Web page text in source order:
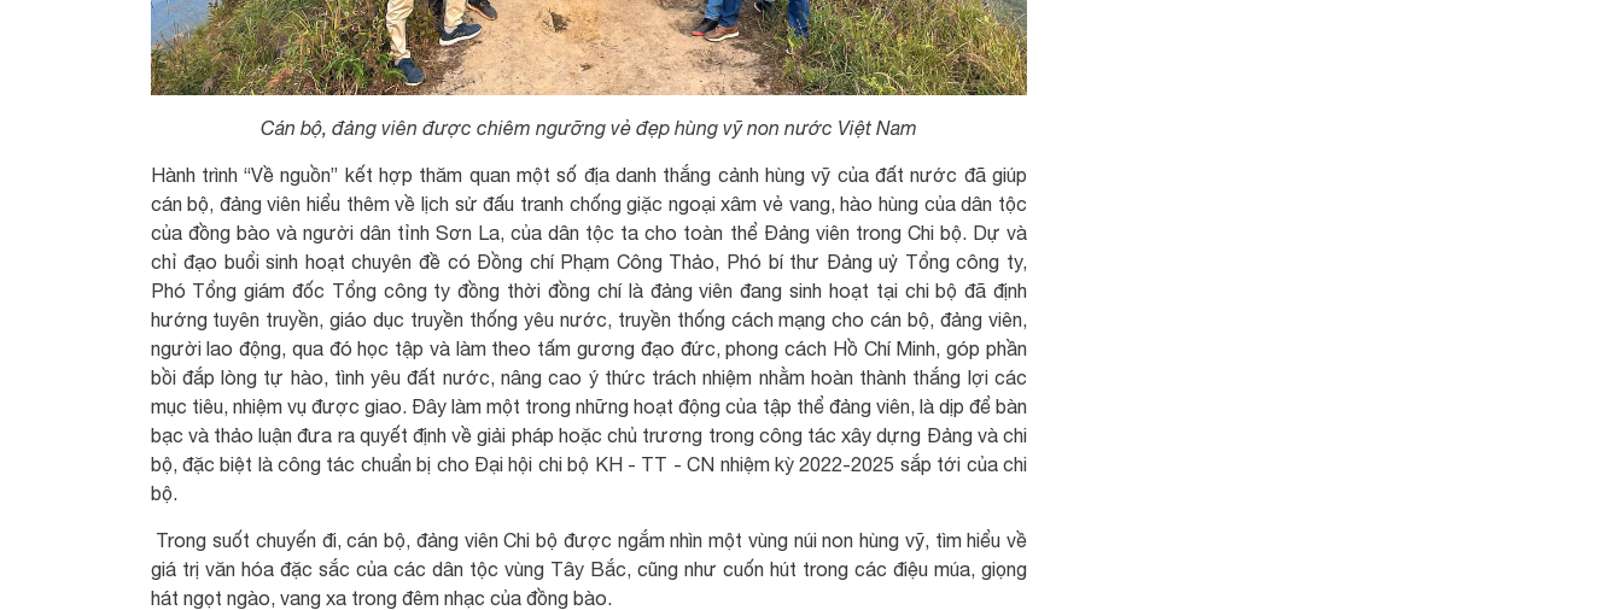
Cán bộ, đảng viên được chiêm ngưỡng vẻ đẹp hùng vỹ non nước Việt Nam
Hành trình “Về nguồn” kết hợp thăm quan một số địa danh thắng cảnh hùng vỹ của đất nước đã giúp
cán bộ, đảng viên hiểu thêm về lịch sử đấu tranh chống giặc ngoại xâm vẻ vang, hào hùng của dân tộc
của đồng bào và người dân tỉnh Sơn La, của dân tộc ta cho toàn thể Đảng viên trong Chi bộ. Dự và
chỉ đạo buổi sinh hoạt chuyên đề có Đồng chí Phạm Công Thảo, Phó bí thư Đảng uỷ Tổng công ty,
Phó Tổng giám đốc Tổng công ty đồng thời đồng chí là đảng viên đang sinh hoạt tại chi bộ đã định
hướng tuyên truyền, giáo dục truyền thống yêu nước, truyền thống cách mạng cho cán bộ, đảng viên,
người lao động, qua đó học tập và làm theo tấm gương đạo đức, phong cách Hồ Chí Minh, góp phần
bồi đắp lòng tự hào, tình yêu đất nước, nâng cao ý thức trách nhiệm nhằm hoàn thành thắng lợi các
mục tiêu, nhiệm vụ được giao. Đây làm một trong những hoạt động của tập thể đảng viên, là dịp để bàn
bạc và thảo luận đưa ra quyết định về giải pháp hoặc chủ trương trong công tác xây dựng Đảng và chi
bộ, đặc biệt là công tác chuẩn bị cho Đại hội chi bộ KH - TT - CN nhiệm kỳ 2022-2025 sắp tới của chi
bộ.
Trong suốt chuyến đi, cán bộ, đảng viên Chi bộ được ngắm nhìn một vùng núi non hùng vỹ, tìm hiểu về
giá trị văn hóa đặc sắc của các dân tộc vùng Tây Bắc, cũng như cuốn hút trong các điệu múa, giọng
hát ngọt ngào, vang xa trong đêm nhạc của đồng bào.